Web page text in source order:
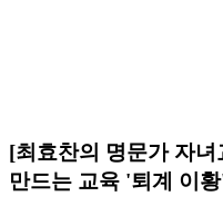
[최효찬의 명문가 자녀
만드는 교육 '퇴계 이